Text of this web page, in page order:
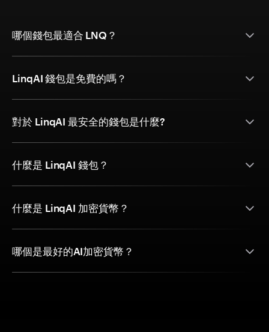
哪個錢包最適合 LNQ？
LinqAI 錢包是免費的嗎？
對於 LinqAI 最安全的錢包是什麼?
什麼是 LinqAI 錢包？
什麼是 LinqAI 加密貨幣？
哪個是最好的AI加密貨幣？